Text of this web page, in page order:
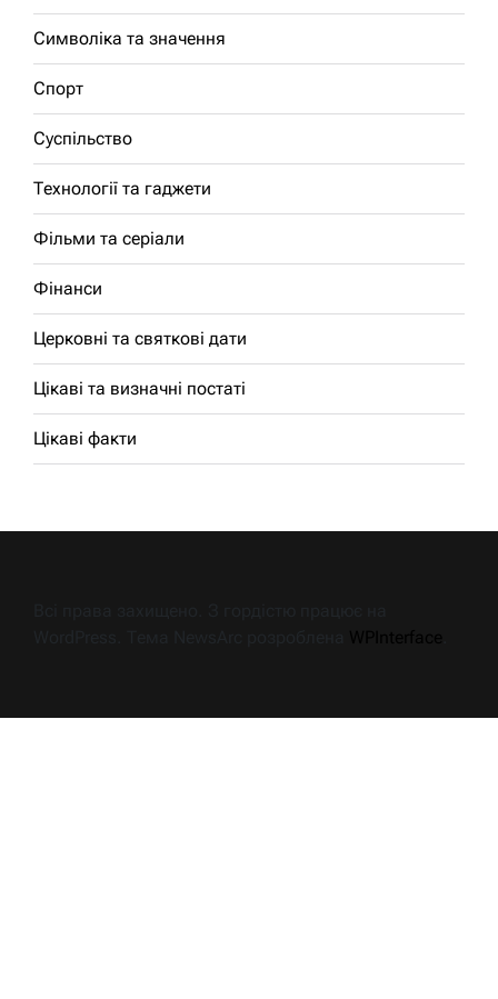
Символіка та значення
Спорт
Суспільство
Технології та гаджети
Фільми та серіали
Фінанси
Церковні та святкові дати
Цікаві та визначні постаті
Цікаві факти